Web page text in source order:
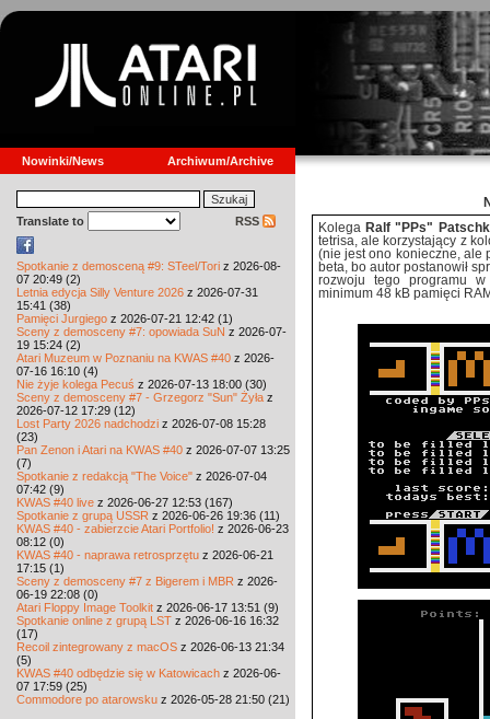
Nowinki/News Archiwum/Archive
Translate to RSS
Spotkanie z demosceną #9: STeel/Tori z 2026-08-
07 20:49 (2)
Letnia edycja Silly Venture 2026 z 2026-07-31
15:41 (38)
Pamięci Jurgiego z 2026-07-21 12:42 (1)
Sceny z demosceny #7: opowiada SuN z 2026-07-
19 15:24 (2)
Atari Muzeum w Poznaniu na KWAS #40 z 2026-
07-16 16:10 (4)
Nie żyje kolega Pecuś z 2026-07-13 18:00 (30)
Sceny z demosceny #7 - Grzegorz "Sun" Żyła z
2026-07-12 17:29 (12)
Lost Party 2026 nadchodzi z 2026-07-08 15:28
(23)
Pan Zenon i Atari na KWAS #40 z 2026-07-07 13:25
(7)
Spotkanie z redakcją "The Voice" z 2026-07-04
07:42 (9)
KWAS #40 live z 2026-06-27 12:53 (167)
Spotkanie z grupą USSR z 2026-06-26 19:36 (11)
KWAS #40 - zabierzcie Atari Portfolio! z 2026-06-23
08:12 (0)
KWAS #40 - naprawa retrosprzętu z 2026-06-21
17:15 (1)
Sceny z demosceny #7 z Bigerem i MBR z 2026-
06-19 22:08 (0)
Atari Floppy Image Toolkit z 2026-06-17 13:51 (9)
Spotkanie online z grupą LST z 2026-06-16 16:32
(17)
Recoil zintegrowany z macOS z 2026-06-13 21:34
(5)
KWAS #40 odbędzie się w Katowicach z 2026-06-
07 17:59 (25)
Commodore po atarowsku z 2026-05-28 21:50 (21)
Kolega Ralf "PPs"
tetrisa, ale korzystający z
(nie jest ono konieczne, ale
beta, bo autor postanowił
rozwoju tego programu
minimum 48 kB pamięci